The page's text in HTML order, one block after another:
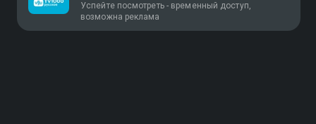
Успейте посмотреть - временный доступ,
возможна реклама